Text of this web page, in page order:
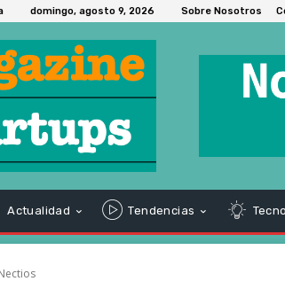
domingo, agosto 9, 2026 Sobre Nosotros
Actualidad Tendencias